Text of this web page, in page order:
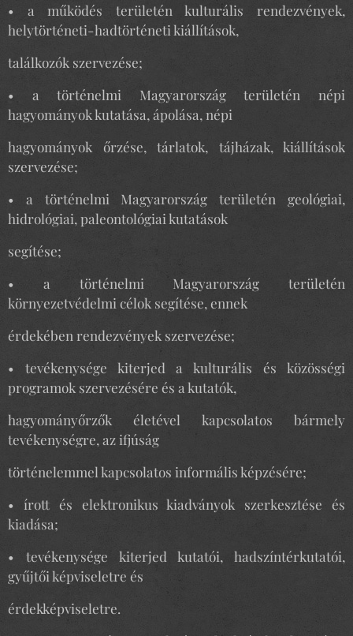
• a működés területén kulturális rendezvények,
helytörténeti-hadtörténeti kiállítások,
találkozók szervezése;
• a történelmi Magyarország területén népi
hagyományok kutatása, ápolása, népi
hagyományok őrzése, tárlatok, tájházak, kiállítások
szervezése;
• a történelmi Magyarország területén geológiai,
hidrológiai, paleontológiai kutatások
segítése;
• a történelmi Magyarország területén
környezetvédelmi célok segítése, ennek
érdekében rendezvények szervezése;
• tevékenysége kiterjed a kulturális és közösségi
programok szervezésére és a kutatók,
hagyományőrzők életével kapcsolatos bármely
tevékenységre, az ifjúság
történelemmel kapcsolatos informális képzésére;
• írott és elektronikus kiadványok szerkesztése és
kiadása;
• tevékenysége kiterjed kutatói, hadszíntérkutatói,
gyűjtői képviseletre és
érdekképviseletre.